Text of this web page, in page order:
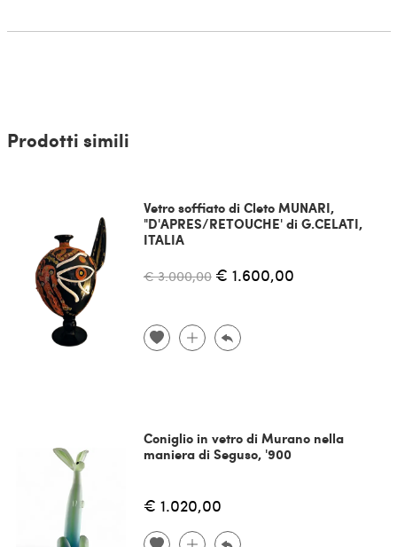
Prodotti simili
Vetro soffiato di Cleto MUNARI,
"D'APRES/RETOUCHE' di G.CELATI,
ITALIA
€ 3.000,00 € 1.600,00
Coniglio in vetro di Murano nella
maniera di Seguso, '900
€ 1.020,00